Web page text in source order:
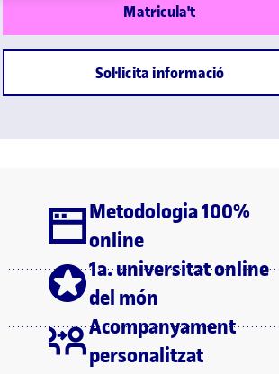
Matricula't
Sol·licita informació
Metodologia 100%
online
1a. universitat online
del món
Acompanyament
personalitzat